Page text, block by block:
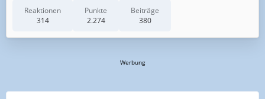
Reaktionen
314
Punkte
2.274
Beiträge
380
Werbung